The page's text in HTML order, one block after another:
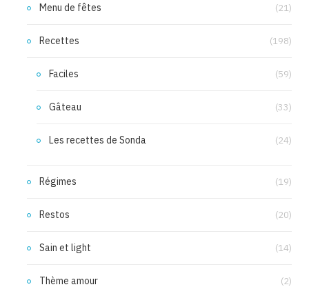
Menu de fêtes (21)
Recettes (198)
Faciles (59)
Gâteau (33)
Les recettes de Sonda (24)
Régimes (19)
Restos (20)
Sain et light (14)
Thème amour (2)